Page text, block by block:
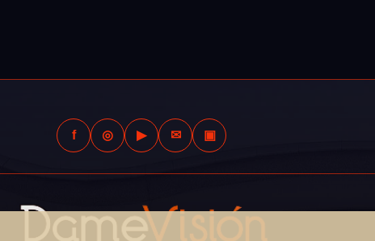
f ◎ ▶ ✉ ▣